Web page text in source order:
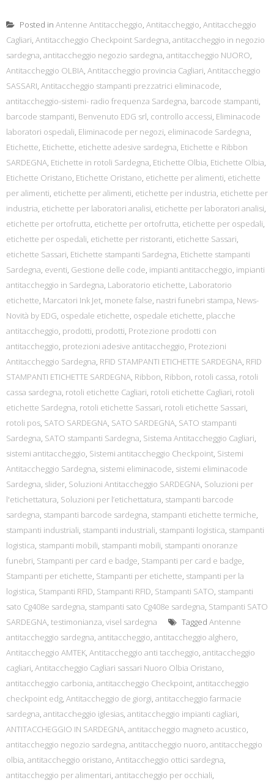
Posted in Antenne Antitaccheggio, Antitaccheggio, Antitaccheggio
Cagliari, Antitaccheggio Checkpoint Sardegna, antitaccheggio in negozio
sardegna, antitaccheggio negozio sardegna, antitaccheggio NUORO,
Antitaccheggio OLBIA, Antitaccheggio provincia Cagliari, Antitaccheggio
SASSARI, Antitaccheggio stampanti prezzatrici eliminacode,
antitaccheggio-sistemi- radio frequenza Sardegna, barcode stampanti,
barcode stampanti, Benvenuto EDG srl, controllo accessi, Eliminacode
laboratori ospedali, Eliminacode per negozi, eliminacode Sardegna,
Etichette, Etichette, etichette adesive sardegna, Etichette e Ribbon
SARDEGNA, Etichette in rotoli Sardegna, Etichette Olbia, Etichette Olbia,
Etichette Oristano, Etichette Oristano, etichette per alimenti, etichette
per alimenti, etichette per alimenti, etichette per industria, etichette per
industria, etichette per laboratori analisi, etichette per laboratori analisi,
etichette per ortofrutta, etichette per ortofrutta, etichette per ospedali,
etichette per ospedali, etichette per ristoranti, etichette Sassari,
etichette Sassari, Etichette stampanti Sardegna, Etichette stampanti
Sardegna, eventi, Gestione delle code, impianti antitaccheggio, impianti
antitaccheggio in Sardegna, Laboratorio etichette, Laboratorio
etichette, Marcatori Ink Jet, monete false, nastri funebri stampa, News-
Novità by EDG, ospedale etichette, ospedale etichette, placche
antitaccheggio, prodotti, prodotti, Protezione prodotti con
antitaccheggio, protezioni adesive antitaccheggio, Protezioni
Antitaccheggio Sardegna, RFID STAMPANTI ETICHETTE SARDEGNA, RFID
STAMPANTI ETICHETTE SARDEGNA, Ribbon, Ribbon, rotoli cassa, rotoli
cassa sardegna, rotoli etichette Cagliari, rotoli etichette Cagliari, rotoli
etichette Sardegna, rotoli etichette Sassari, rotoli etichette Sassari,
rotoli pos, SATO SARDEGNA, SATO SARDEGNA, SATO stampanti
Sardegna, SATO stampanti Sardegna, Sistema Antitaccheggio Cagliari,
sistemi antitaccheggio, Sistemi antitaccheggio Checkpoint, Sistemi
Antitaccheggio Sardegna, sistemi eliminacode, sistemi eliminacode
Sardegna, slider, Soluzioni Antitaccheggio SARDEGNA, Soluzioni per
l'etichettatura, Soluzioni per l’etichettatura, stampanti barcode
sardegna, stampanti barcode sardegna, stampanti etichette termiche,
stampanti industriali, stampanti industriali, stampanti logistica, stampanti
logistica, stampanti mobili, stampanti mobili, stampanti onoranze
funebri, Stampanti per card e badge, Stampanti per card e badge,
Stampanti per etichette, Stampanti per etichette, stampanti per la
logistica, Stampanti RFID, Stampanti RFID, Stampanti SATO, stampanti
sato Cg408e sardegna, stampanti sato Cg408e sardegna, Stampanti SATO
SARDEGNA, testimonianza, visel sardegna Tagged Antenne
antitaccheggio sardegna, antitaccheggio, antitaccheggio alghero,
Antitaccheggio AMTEK, Antitaccheggio anti taccheggio, antitaccheggio
cagliari, Antitaccheggio Cagliari sassari Nuoro Olbia Oristano,
antitaccheggio carbonia, antitaccheggio Checkpoint, antitaccheggio
checkpoint edg, Antitaccheggio de giorgi, antitaccheggio farmacie
sardegna, antitaccheggio iglesias, antitaccheggio impianti cagliari,
ANTITACCHEGGIO IN SARDEGNA, antitaccheggio magneto acustico,
antitaccheggio negozio sardegna, antitaccheggio nuoro, antitaccheggio
olbia, antitaccheggio oristano, Antitaccheggio ottici sardegna,
antitaccheggio per alimentari, antitaccheggio per occhiali,